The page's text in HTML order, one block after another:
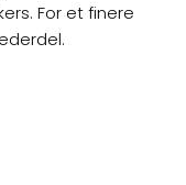
For et finere